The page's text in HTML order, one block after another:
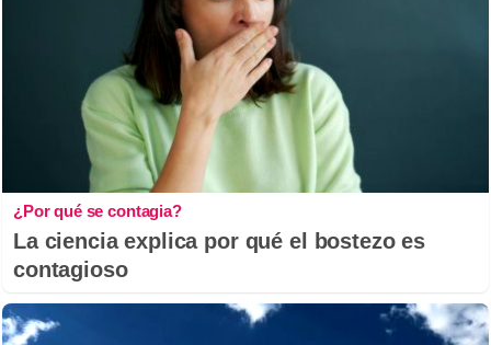
¿Por qué se contagia?
La ciencia explica por qué el bostezo es
contagioso